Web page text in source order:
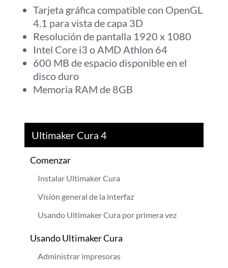
Tarjeta gráfica compatible con OpenGL
4.1 para vista de capa 3D
Resolución de pantalla 1920 x 1080
Intel Core i3 o AMD Athlon 64
600 MB de espacio disponible en el
disco duro
Memoria RAM de 8GB
Ultimaker Cura 4
Comenzar
Instalar Ultimaker Cura
Visión general de la interfaz
Usando Ultimaker Cura por primera vez
Usando Ultimaker Cura
Administrar impresoras